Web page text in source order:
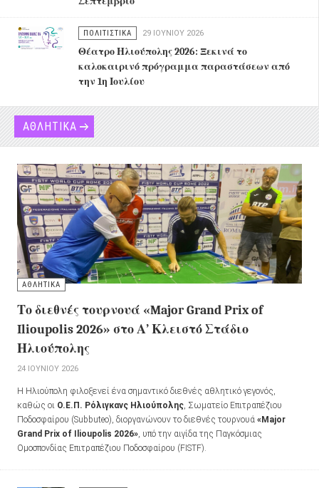
ΠΟΛΙΤΙΣΤΙΚΑ 29 ΙΟΥΝΊΟΥ 2026
Θέατρο Ηλιούπολης 2026: Ξεκινά το
καλοκαιρινό πρόγραμμα παραστάσεων από
την 1η Ιουλίου
ΑΘΛΗΤΙΚΑ
ΑΘΛΗΤΙΚΑ
Το διεθνές τουρνουά «Major Grand Prix of
Ilioupolis 2026» στο Α’ Κλειστό Στάδιο
Ηλιούπολης
24 ΙΟΥΝΊΟΥ 2026
Η Ηλιούπολη φιλοξενεί ένα σημαντικό διεθνές αθλητικό γεγονός,
καθώς οι Ο.Ε.Π. Ρόλιγκανς Ηλιούπολης , Σωματείο Επιτραπέζιου
Ποδοσφαίρου (Subbuteo), διοργανώνουν το διεθνές τουρνουά «Major
Grand Prix of Ilioupolis 2026» , υπό την αιγίδα της Παγκόσμιας
Ομοσπονδίας Επιτραπέζιου Ποδοσφαίρου (FISTF).